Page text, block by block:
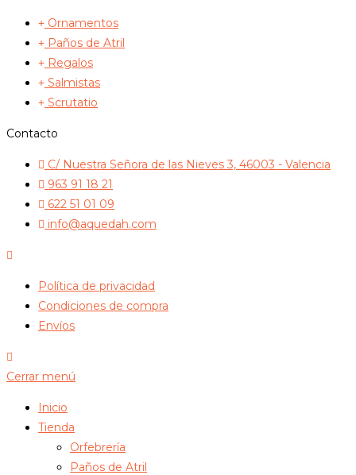
Ornamentos
Paños de Atril
Regalos
Salmistas
Scrutatio
Contacto
C/ Nuestra Señora de las Nieves 3, 46003 - Valencia
963 91 18 21
622 51 01 09
info@aquedah.com
Política de privacidad
Condiciones de compra
Envíos
Cerrar menú
Inicio
Tienda
Orfebrería
Paños de Atril